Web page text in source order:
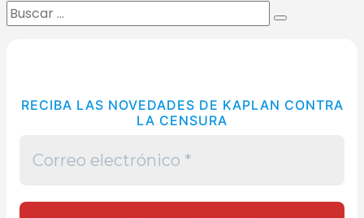
Buscar:
RECIBA LAS NOVEDADES DE KAPLAN CONTRA
LA CENSURA